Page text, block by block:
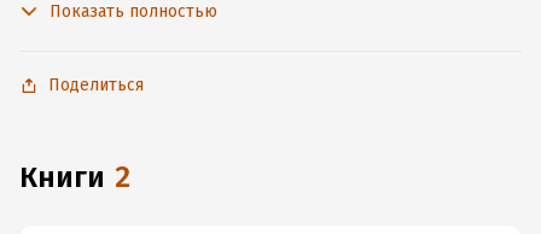
не расставаться с любимыми произведениями даже без
Показать полностью
Поделиться
книги 2